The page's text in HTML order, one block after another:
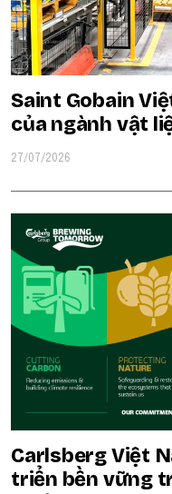
Saint Gobain
của ngành vật
27/07/2026
Carlsberg Việt
triển bền vững